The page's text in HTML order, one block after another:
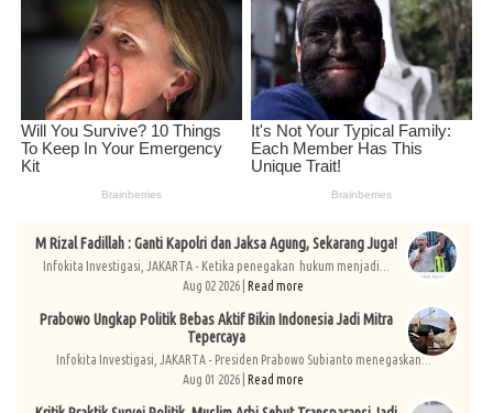
M Rizal Fadillah : Ganti Kapolri dan Jaksa Agung, Sekarang Juga!
Infokita Investigasi, JAKARTA - Ketika penegakan hukum menjadi...
Aug 02 2026 | Read more
Prabowo Ungkap Politik Bebas Aktif Bikin Indonesia Jadi Mitra
Tepercaya
Infokita Investigasi, JAKARTA - Presiden Prabowo Subianto menegaskan...
Aug 01 2026 | Read more